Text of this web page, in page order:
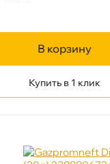
корзину
Купить в 1 клик